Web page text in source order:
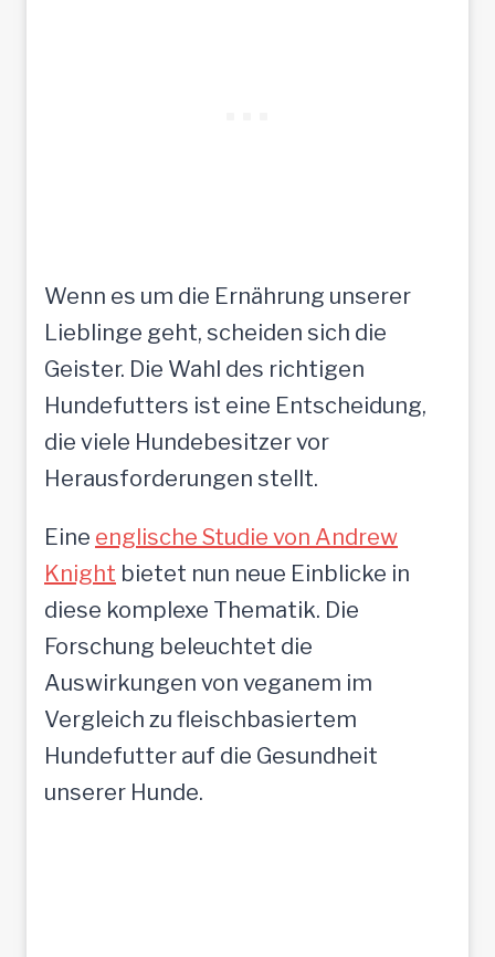
Wenn es um die Ernährung unserer
Lieblinge geht, scheiden sich die
Geister. Die Wahl des richtigen
Hundefutters ist eine Entscheidung,
die viele Hundebesitzer vor
Herausforderungen stellt.
Eine englische Studie von Andrew
Knight bietet nun neue Einblicke in
diese komplexe Thematik. Die
Forschung beleuchtet die
Auswirkungen von veganem im
Vergleich zu fleischbasiertem
Hundefutter auf die Gesundheit
unserer Hunde.